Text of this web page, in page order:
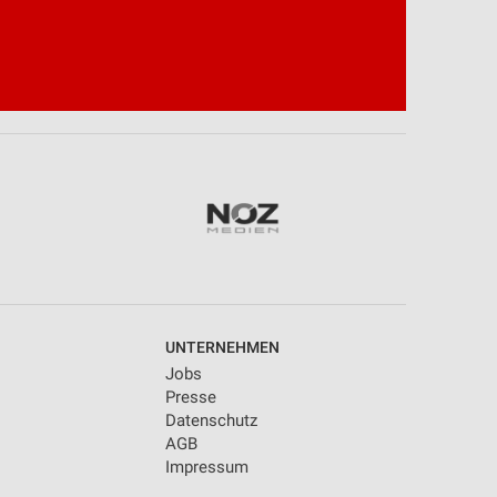
UNTERNEHMEN
Jobs
Presse
Datenschutz
AGB
Impressum